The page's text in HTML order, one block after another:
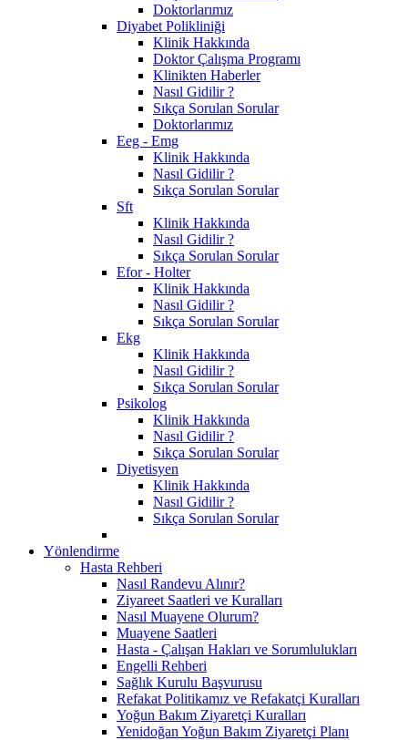
Doktorlarımız
Diyabet Polikliniği
Klinik Hakkında
Doktor Çalışma Programı
Klinikten Haberler
Nasıl Gidilir ?
Sıkça Sorulan Sorular
Doktorlarımız
Eeg - Emg
Klinik Hakkında
Nasıl Gidilir ?
Sıkça Sorulan Sorular
Sft
Klinik Hakkında
Nasıl Gidilir ?
Sıkça Sorulan Sorular
Efor - Holter
Klinik Hakkında
Nasıl Gidilir ?
Sıkça Sorulan Sorular
Ekg
Klinik Hakkında
Nasıl Gidilir ?
Sıkça Sorulan Sorular
Psikolog
Klinik Hakkında
Nasıl Gidilir ?
Sıkça Sorulan Sorular
Diyetisyen
Klinik Hakkında
Nasıl Gidilir ?
Sıkça Sorulan Sorular
Yönlendirme
Hasta Rehberi
Nasıl Randevu Alınır?
Ziyareet Saatleri ve Kuralları
Nasıl Muayene Olurum?
Muayene Saatleri
Hasta - Çalışan Hakları ve Sorumlulukları
Engelli Rehberi
Sağlık Kurulu Başvurusu
Refakat Politikamız ve Refakatçi Kuralları
Yoğun Bakım Ziyaretçi Kuralları
Yenidoğan Yoğun Bakım Ziyaretçi Planı